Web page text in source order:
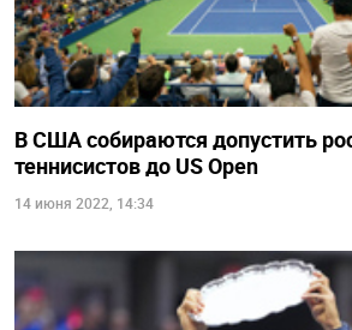
В США собираются допустить
теннисистов до US Open
14 июня 2022, 14:34